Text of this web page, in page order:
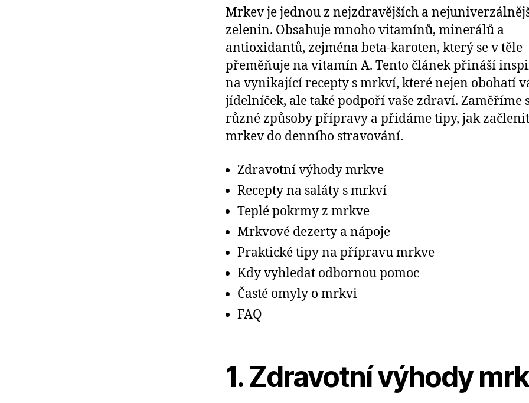
Mrkev je jednou z nejzdravějších a
zelenin. Obsahuje mnoho vitamínů, minerálů a
antioxidantů, zejména beta-karoten, který se v těle
přeměňuje na vitamín A. Tento článek přináší
na vynikající recepty s mrkví, které nejen obohatí
jídelníček, ale také podpoří vaše zdraví. Zaměříme
různé způsoby přípravy a přidáme tipy, jak začlenit
mrkev do denního stravování.
Zdravotní výhody mrkve
Recepty na saláty s mrkví
Teplé pokrmy z mrkve
Mrkvové dezerty a nápoje
Praktické tipy na přípravu mrkve
Kdy vyhledat odbornou pomoc
Časté omyly o mrkvi
FAQ
1. Zdravotní výhody